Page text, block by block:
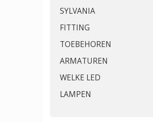
SYLVANIA
FITTING
TOEBEHOREN
ARMATUREN
WELKE LED
LAMPEN